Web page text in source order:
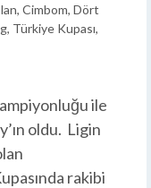
, Cimbom, Dört
, Türkiye Kupası,
ile
oldu. Ligin
rakibi